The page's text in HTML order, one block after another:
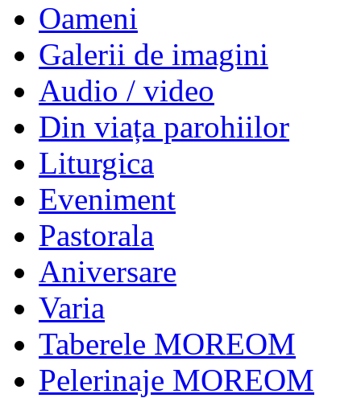
Oameni
Galerii de imagini
Audio / video
Din viața parohiilor
Liturgica
Eveniment
Pastorala
Aniversare
Varia
Taberele MOREOM
Pelerinaje MOREOM